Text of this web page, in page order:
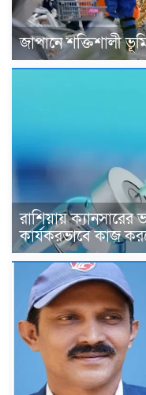
জাপানে শক্তিশালী
রাশিয়ায় ক্যানসারের
কার্যকরভাবে কাজ